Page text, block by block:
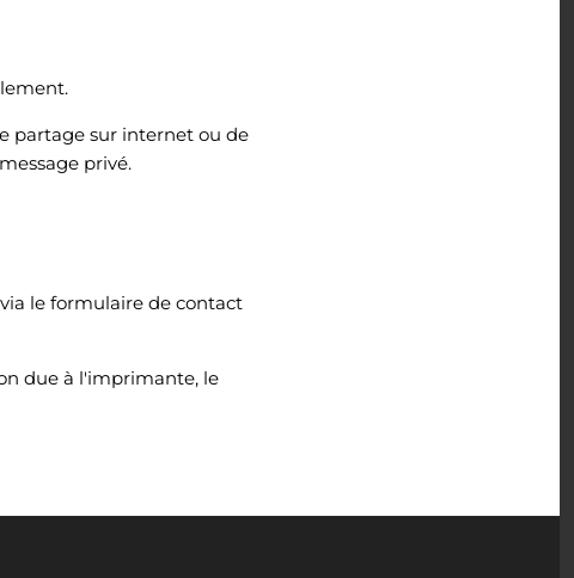
partage sur internet ou de
privé.
le formulaire de contact
due à l'imprimante, le